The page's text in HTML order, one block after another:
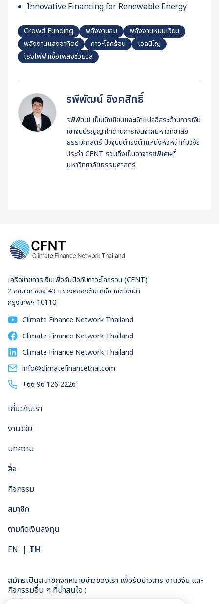
Innovative Financing for Renewable Energy
Crowd Funding พลังงานลม
พลังงานหมุนเวียน
พลังงานแสงอาทิตย์
ภาวะโลกร้อน
เอลนีโญ
โรงไฟฟ้าเชื้อเพลิงชีวมวล
รพีพัฒน์ อิงคสิทธิ์
รพีพัฒน์ เป็นนักเขียนและนักแปลอิสระด้านการเงิน
เขาจบปริญญาโทด้านการเงินจากมหาวิทยาลัย
ธรรมศาสตร์ ปัจจุบันดำรงตำแหน่งหัวหน้าทีมวิจัย
ประจำ CFNT รวมถึงเป็นอาจารย์พิเศษที่
มหาวิทยาลัยธรรมศาสตร์
เครือข่ายการเงินเพื่อรับมือกับภาวะโลกรวน (CFNT)
2 สุขุมวิท ซอย 43 แขวงคลองตันเหนือ เขตวัฒนา
กรุงเทพฯ 10110
Climate Finance Network Thailand
Climate Finance Network Thailand
Climate Finance Network Thailand
info@climatefinancethai.com
+66 96 126 2226
เกี่ยวกับเรา
งานวิจัย
บทความ
สื่อ
กิจกรรม
สมาชิก
ตามติดเงินลงทุน
EN TH
สมัครเป็นสมาชิกจดหมายข่าวของเรา เพื่อรับข่าวสาร งานวิจัย และ
กิจกรรมอื่น ๆ ที่น่าสนใจ :